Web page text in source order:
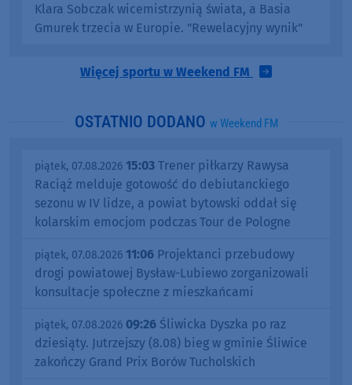
Klara Sobczak wicemistrzynią świata, a Basia
Gmurek trzecia w Europie. "Rewelacyjny wynik"
Więcej sportu w Weekend FM
OSTATNIO DODANO w Weekend FM
piątek, 07.08.2026 15:03 Trener piłkarzy Rawysa
Raciąż melduje gotowość do debiutanckiego
sezonu w IV lidze, a powiat bytowski oddał się
kolarskim emocjom podczas Tour de Pologne
piątek, 07.08.2026 11:06 Projektanci przebudowy
drogi powiatowej Bysław-Lubiewo zorganizowali
konsultacje społeczne z mieszkańcami
piątek, 07.08.2026 09:26 Śliwicka Dyszka po raz
dziesiąty. Jutrzejszy (8.08) bieg w gminie Śliwice
zakończy Grand Prix Borów Tucholskich